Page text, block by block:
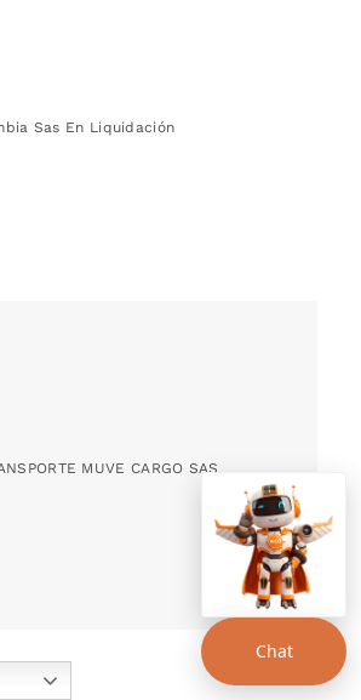
Sas En Liquidación
MUVE CARGO SAS
Chat